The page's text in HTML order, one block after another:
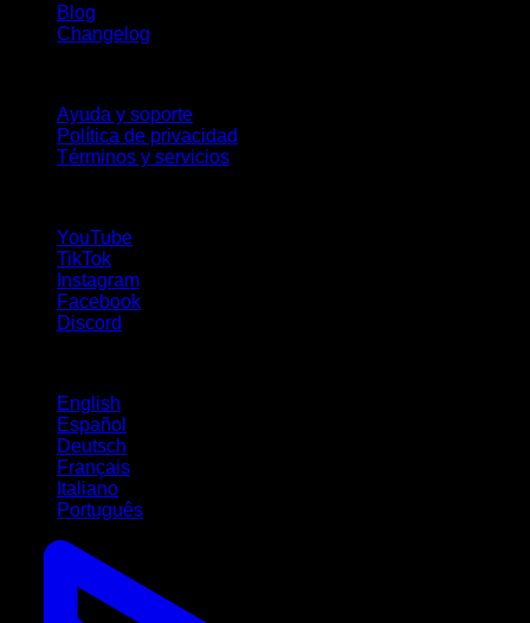
Blog
Changelog
Ayuda y soporte
Política de privacidad
Términos y servicios
YouTube
TikTok
Instagram
Facebook
Discord
English
Español
Deutsch
Français
Italiano
Português